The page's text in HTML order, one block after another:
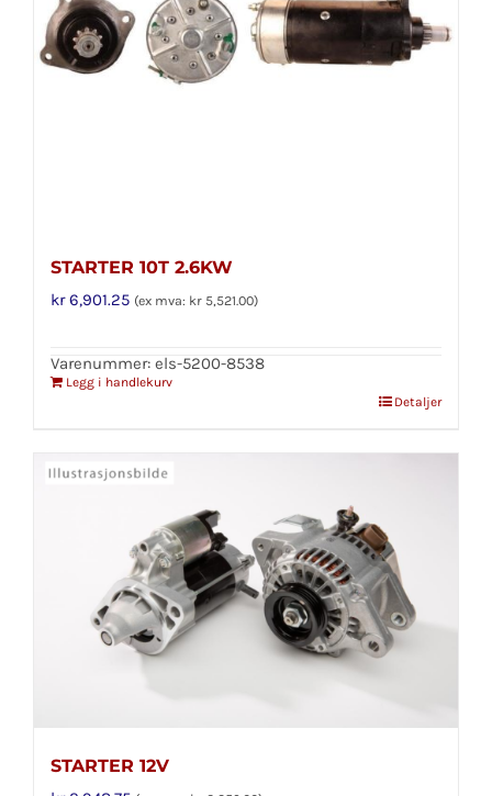
STARTER 10T 2.6KW
kr6,901.25 (ex mva: kr 5,521.00)
Varenummer: els-5200-8538
Legg i handlekurv
Detaljer
STARTER 12V